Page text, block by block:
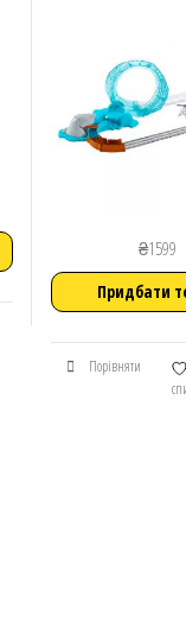
₴1599
Придбати
Порівняти